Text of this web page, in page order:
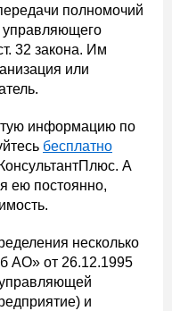
полномочий
32 закона. Им
или
информацию по
бесплатно
А
ею постоянно,
несколько
АО» от 26.12.1995
управляющей
и